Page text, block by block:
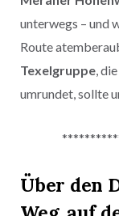
unterwegs – und
Route
Texelgruppe ,
umrundet, sollte
Über den